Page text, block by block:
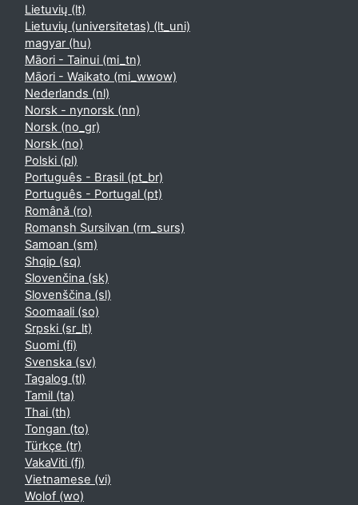
Lietuvių ‎(lt)‎
Lietuvių (universitetas) ‎(lt_uni)‎
magyar ‎(hu)‎
Māori - Tainui ‎(mi_tn)‎
Māori - Waikato ‎(mi_wwow)‎
Nederlands ‎(nl)‎
Norsk - nynorsk ‎(nn)‎
Norsk ‎(no_gr)‎
Norsk ‎(no)‎
Polski ‎(pl)‎
Português - Brasil ‎(pt_br)‎
Português - Portugal ‎(pt)‎
Română ‎(ro)‎
Romansh Sursilvan ‎(rm_surs)‎
Samoan ‎(sm)‎
Shqip ‎(sq)‎
Slovenčina ‎(sk)‎
Slovenščina ‎(sl)‎
Soomaali ‎(so)‎
Srpski ‎(sr_lt)‎
Suomi ‎(fi)‎
Svenska ‎(sv)‎
Tagalog ‎(tl)‎
Tamil ‎(ta)‎
Thai ‎(th)‎
Tongan ‎(to)‎
Türkçe ‎(tr)‎
VakaViti ‎(fj)‎
Vietnamese ‎(vi)‎
Wolof ‎(wo)‎